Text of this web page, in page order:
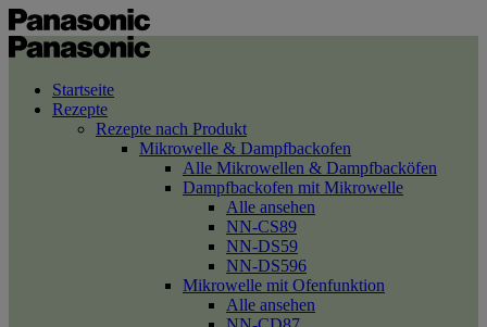
Startseite
Rezepte
Rezepte nach Produkt
Mikrowelle & Dampfbackofen
Alle Mikrowellen & Dampfbacköfen
Dampfbackofen mit Mikrowelle
Alle ansehen
NN-CS89
NN-DS59
NN-DS596
Mikrowelle mit Ofenfunktion
Alle ansehen